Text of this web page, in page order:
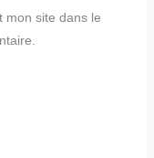
mon site dans le